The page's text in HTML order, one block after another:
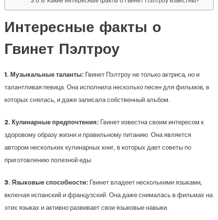
Интересные факты о
Гвинет Пэлтроу
1. Музыкальные таланты:Гвинет Пэлтроу не только актриса, но и
талантливая певица. Она исполнила несколько песен для фильмов, в
которых снялась, и даже записала собственный альбом.
2. Кулинарные предпочтения:Гвинет известна своим интересом к
здоровому образу жизни и правильному питанию. Она является
автором нескольких кулинарных книг, в которых дает советы по
приготовлению полезной еды.
3. Языковые способности:Гвинет владеет несколькими языками,
включая испанский и французский. Она даже снималась в фильмах на
этих языках и активно развивает свои языковые навыки.